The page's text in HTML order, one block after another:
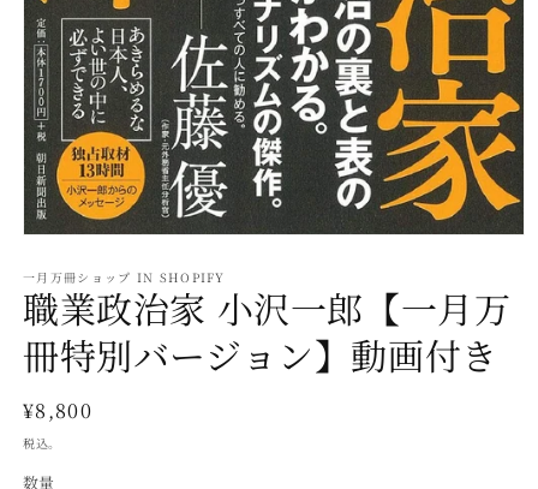
ダ
ル
で
メ
デ
ア
(1)
開
一月万冊ショップ IN SHOPIFY
職業政治家 小沢一郎【一月万
冊特別バージョン】動画付き
通
常
¥8,800
税込。
数量